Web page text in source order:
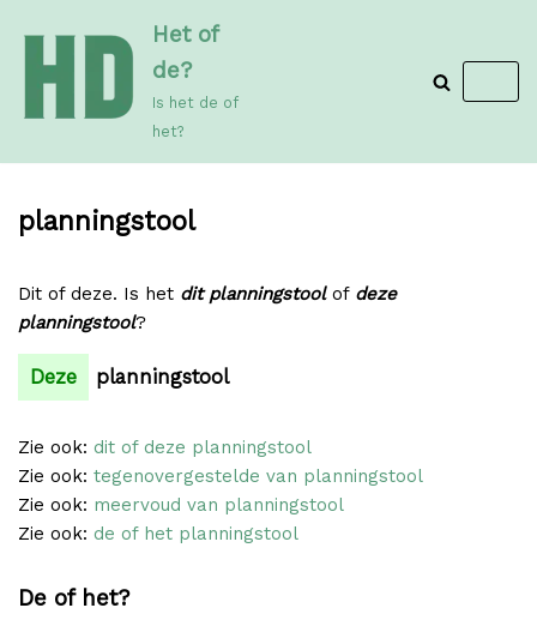
de
inhoud
Het of
de?
Is het de of
het?
planningstool
Dit of deze. Is het dit planningstoolof deze
planningstool?
Deze planningstool
Zie ook: dit of deze planningstool
Zie ook: tegenovergestelde van planningstool
Zie ook: meervoud van planningstool
Zie ook: de of het planningstool
De of het?